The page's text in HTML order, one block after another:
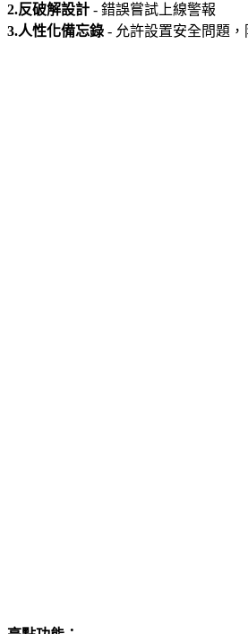
2.反破解設計 - 錯誤嘗試上線警報
3.人性化備忘錄 - 允許設置安全問題